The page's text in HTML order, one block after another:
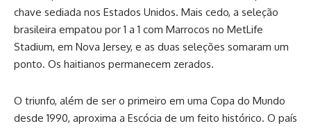
chave sediada nos Estados Unidos. Mais cedo, a seleção
brasileira empatou por 1 a 1 com Marrocos no MetLife
Stadium, em Nova Jersey, e as duas seleções somaram um
ponto. Os haitianos permanecem zerados.
O triunfo, além de ser o primeiro em uma Copa do Mundo
desde 1990, aproxima a Escócia de um feito histórico. O país